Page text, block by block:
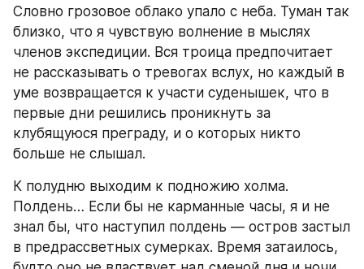
Словно грозовое облако упало с неба. Туман так
близко, что я чувствую волнение в мыслях
членов экспедиции. Вся троица предпочитает
не рассказывать о тревогах вслух, но каждый в
уме возвращается к участи суденышек, что в
первые дни решились проникнуть за
клубящуюся преграду, и о которых никто
больше не слышал.
К полудню выходим к подножию холма.
Полдень… Если бы не карманные часы, я и не
знал бы, что наступил полдень — остров застыл
в предрассветных сумерках. Время затаилось,